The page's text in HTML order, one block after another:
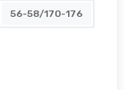
56-58/170-176